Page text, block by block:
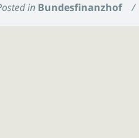
in Bundesfinanzhof /